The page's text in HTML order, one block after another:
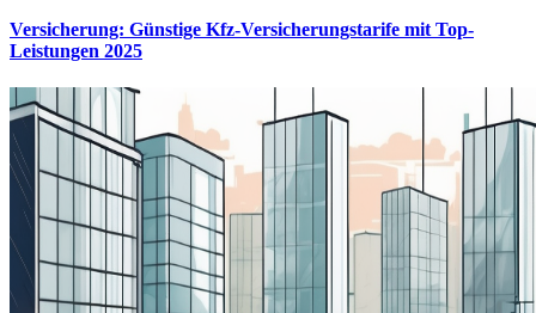
Versicherung: Günstige Kfz-Versicherungstarife mit Top-
Leistungen 2025